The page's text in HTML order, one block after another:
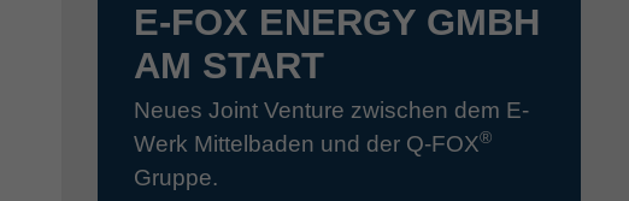
E-FOX ENERGY GMBH
AM START
Neues Joint Venture zwischen dem E-
Werk Mittelbaden und der Q-FOX®
Gruppe.